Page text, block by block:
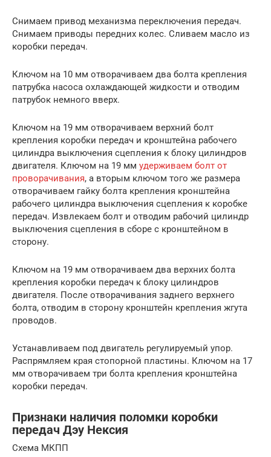
Снимаем привод механизма переключения передач.
Снимаем приводы передних колес. Сливаем масло из
коробки передач.
Ключом на 10 мм отворачиваем два болта крепления
патрубка насоса охлаждающей жидкости и отводим
патрубок немного вверх.
Ключом на 19 мм отворачиваем верхний болт
крепления коробки передач и кронштейна рабочего
цилиндра выключения сцепления к блоку цилиндров
двигателя. Ключом на 19 мм удерживаем болт от
проворачивания, а вторым ключом того же размера
отворачиваем гайку болта крепления кронштейна
рабочего цилиндра выключения сцепления к коробке
передач. Извлекаем болт и отводим рабочий цилиндр
выключения сцепления в сборе с кронштейном в
сторону.
Ключом на 19 мм отворачиваем два верхних болта
крепления коробки передач к блоку цилиндров
двигателя. После отворачивания заднего верхнего
болта, отводим в сторону кронштейн крепления жгута
проводов.
Устанавливаем под двигатель регулируемый упор.
Распрямляем края стопорной пластины. Ключом на 17
мм отворачиваем три болта крепления кронштейна
коробки передач.
Признаки наличия поломки коробки
передач Дэу Нексия
Схема МКПП